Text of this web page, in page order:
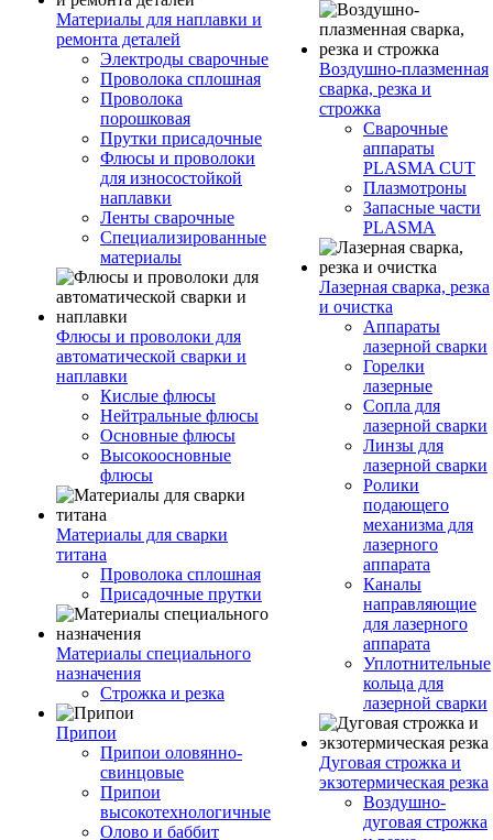
Материалы для наплавки и
ремонта деталей
Электроды сварочные
Проволока сплошная
Проволока
порошковая
Прутки присадочные
Флюсы и проволоки
для износостойкой
наплавки
Ленты сварочные
Специализированные
материалы
Флюсы и проволоки для
автоматической сварки и
наплавки
Кислые флюсы
Нейтральные флюсы
Основные флюсы
Высокоосновные
флюсы
Материалы для сварки
титана
Проволока сплошная
Присадочные прутки
Материалы специального
назначения
Строжка и резка
Припои
Припои оловянно-
свинцовые
Припои
высокотехнологичные
Олово и баббит
Воздушно-плазменная
сварка, резка и
строжка
Сварочные
аппараты
PLASMA CUT
Плазмотроны
Запасные части
PLASMA
Лазерная сварка, резка
и очистка
Аппараты
лазерной сварки
Горелки
лазерные
Сопла для
лазерной сварки
Линзы для
лазерной сварки
Ролики
подающего
механизма для
лазерного
аппарата
Каналы
направляющие
для лазерного
аппарата
Уплотнительные
кольца для
лазерной сварки
Дуговая строжка и
экзотермическая резка
Воздушно-
дуговая строжка